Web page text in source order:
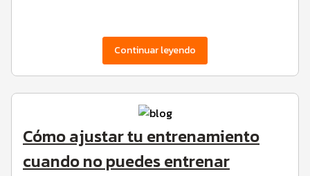
Continuar leyendo
Cómo ajustar tu entrenamiento
cuando no puedes entrenar